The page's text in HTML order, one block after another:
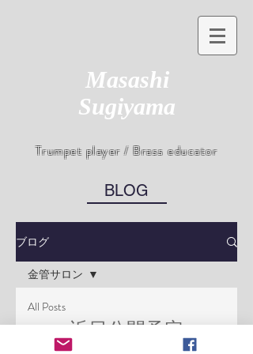
Masashi
Sugiyama
Trumpet player / Brass educator
BLOG
ブログ
All Posts
ティー
金管サロン
近日公開予定